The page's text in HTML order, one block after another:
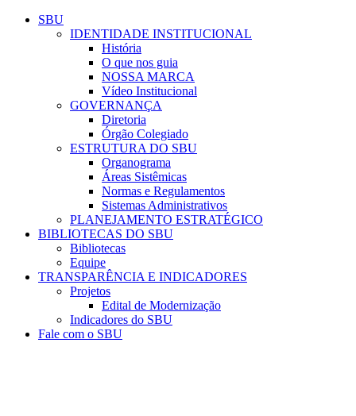
Conteúdo principal
SBU
IDENTIDADE INSTITUCIONAL
História
O que nos guia
NOSSA MARCA
Vídeo Institucional
GOVERNANÇA
Diretoria
Órgão Colegiado
ESTRUTURA DO SBU
Organograma
Áreas Sistêmicas
Normas e Regulamentos
Sistemas Administrativos
PLANEJAMENTO ESTRATÉGICO
BIBLIOTECAS DO SBU
Bibliotecas
Equipe
TRANSPARÊNCIA E INDICADORES
Projetos
Edital de Modernização
Indicadores do SBU
Fale com o SBU